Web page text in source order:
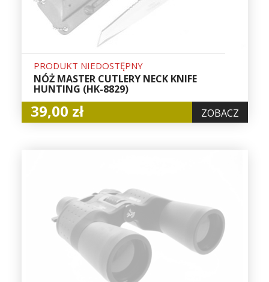
PRODUKT NIEDOSTĘPNY
NÓŻ MASTER CUTLERY NECK KNIFE
HUNTING (HK-8829)
39,00 zł ZOBACZ